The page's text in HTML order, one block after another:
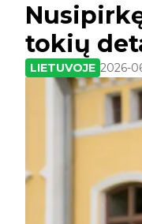
tokių
LIETUVOJE 2026-